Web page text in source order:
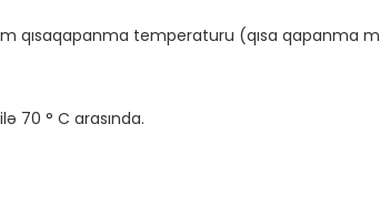
qısaqapanma temperaturu (qısa qapanma
70 ° C arasında.